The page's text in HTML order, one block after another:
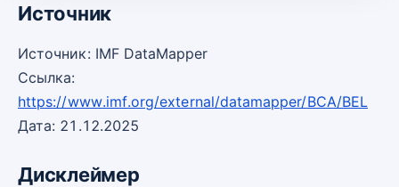
Источник
Источник: IMF DataMapper
Ссылка:
https://www.imf.org/external/datamapper/BCA/BEL
Дата: 21.12.2025
Дисклеймер